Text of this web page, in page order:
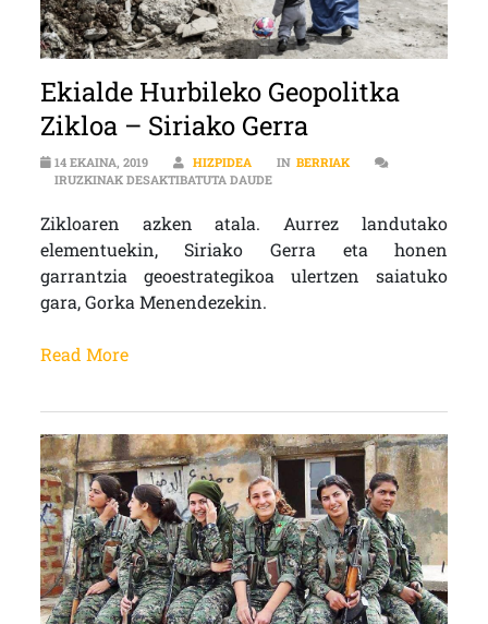
Ekialde Hurbileko Geopolitka
Zikloa – Siriako Gerra
14 EKAINA, 2019 HIZPIDEA IN BERRIAK
IRUZKINAK DESAKTIBATUTA DAUDEEKIALDE HURBILEKO GEOPOLITKA
Zikloaren azken atala. Aurrez landutako
elementuekin, Siriako Gerra eta honen
garrantzia geoestrategikoa ulertzen saiatuko
gara, Gorka Menendezekin.
Read More